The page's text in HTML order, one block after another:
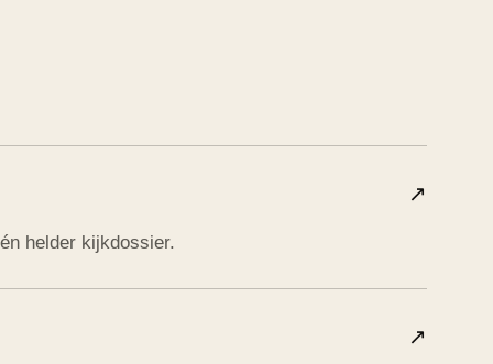
helder kijkdossier.
↗
↗